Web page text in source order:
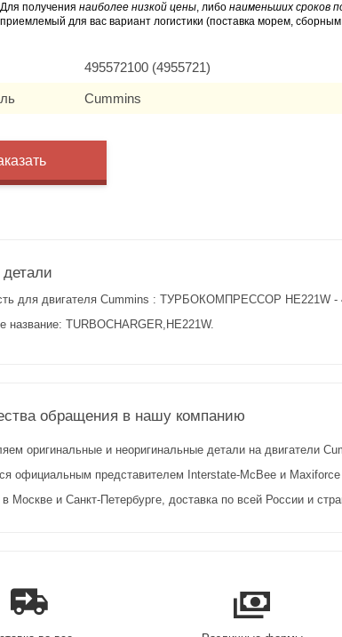
Для получениянаиболее низкой цены, либонаименьших сроков
приемлемый для вас вариант логистики (поставка морем, сборным
495572100 (4955721)
Cummins
для двигателя Cummins : ТУРБОКОМПРЕССОР HE221W -
название: TURBOCHARGER,HE221W.
обращения в нашу компанию
оригинальные и неоригинальные детали на двигатели
официальным представителем Interstate-McBee и Maxiforce
Москве и Санкт-Петербурге, доставка по всей России и